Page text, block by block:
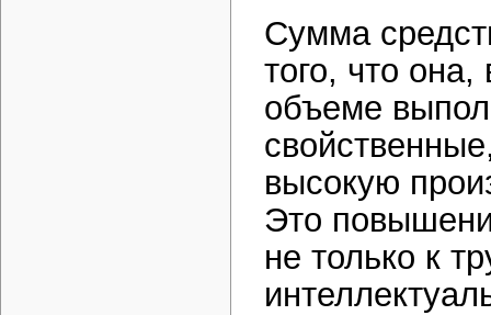
Сумма
того, что
объеме
высокую
Это
не только к